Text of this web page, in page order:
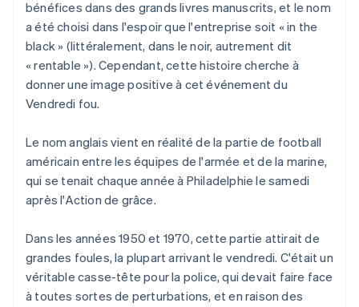
bénéfices dans des grands livres manuscrits, et le nom
a été choisi dans l'espoir que l'entreprise soit « in the
black » (littéralement, dans le noir, autrement dit
« rentable »). Cependant, cette histoire cherche à
donner une image positive à cet événement du
Vendredi fou.
Le nom anglais vient en réalité de la partie de football
américain entre les équipes de l'armée et de la marine,
qui se tenait chaque année à Philadelphie le samedi
après l'Action de grâce.
Dans les années 1950 et 1970, cette partie attirait de
grandes foules, la plupart arrivant le vendredi. C'était un
véritable casse-tête pour la police, qui devait faire face
à toutes sortes de perturbations, et en raison des